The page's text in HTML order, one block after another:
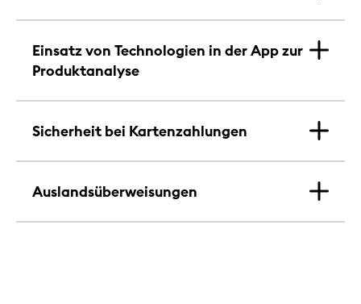
Einsatz von Technologien in der App zur
Produktanalyse
Sicherheit bei Kartenzahlungen
Auslandsüberweisungen